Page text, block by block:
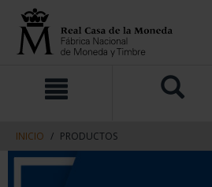
contenido
navegacin
INICIO PRODUCTOS